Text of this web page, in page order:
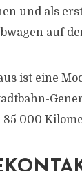
und als
auf
ist eine
000